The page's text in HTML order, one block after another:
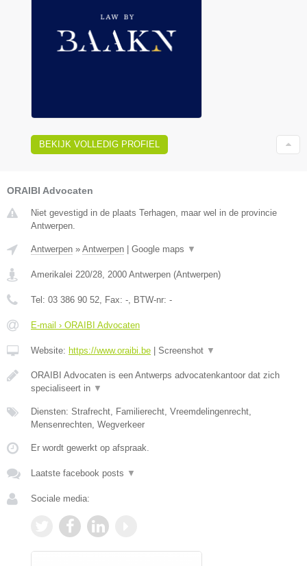
BEKIJK VOLLEDIG PROFIEL
ORAIBI Advocaten
Niet gevestigd in de plaats Terhagen, maar wel in de provincie
Antwerpen.
Antwerpen » Antwerpen Google maps ▼
Amerikalei 220/28, 2000 Antwerpen (Antwerpen)
Tel: 03 386 90 52, Fax: -, BTW-nr: -
E-mail › ORAIBI Advocaten
Website: https://www.oraibi.be Screenshot ▼
ORAIBI Advocaten is een Antwerps advocatenkantoor dat zich
specialiseert in ▼
Diensten: Strafrecht, Familierecht, Vreemdelingenrecht,
Mensenrechten, Wegverkeer
Er wordt gewerkt op afspraak.
Laatste facebook posts ▼
Sociale media: